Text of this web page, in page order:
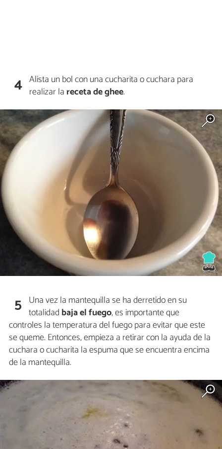
4 Alista un bol con una cucharita o cuchara para
realizar la receta de ghee.
5 Una vez la mantequilla se ha derretido en su
totalidad baja el fuego, es importante que
controles la temperatura del fuego para evitar que este
se queme. Entonces, empieza a retirar con la ayuda de la
cuchara o cucharita la espuma que se encuentra encima
de la mantequilla.